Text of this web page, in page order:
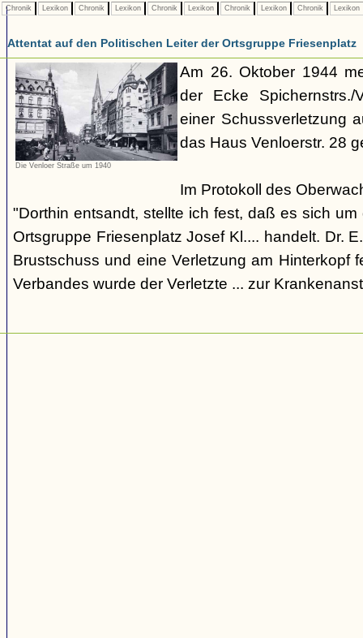
Chronik Lexikon Chronik Lexikon Chronik Lexikon Chronik Lexikon Chronik Lexikon
Attentat auf den Politischen Leiter der Ortsgruppe Friesenplatz
Die Venloer Straße um 1940
Am 26. Oktober 1944
der Ecke
einer Schussverletzung
das Haus Venloerstr. 28
Im Protokoll des
"Dorthin entsandt, stellte ich fest, daß es sich
Ortsgruppe Friesenplatz Josef Kl.... handelt. Dr.
Brustschuss und eine Verletzung am Hinterkopf
Verbandes wurde der Verletzte ... zur